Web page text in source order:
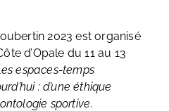
2023 est organisé
d’Opale du 11 au 13
espaces-temps
: d’une éthique
sportive.